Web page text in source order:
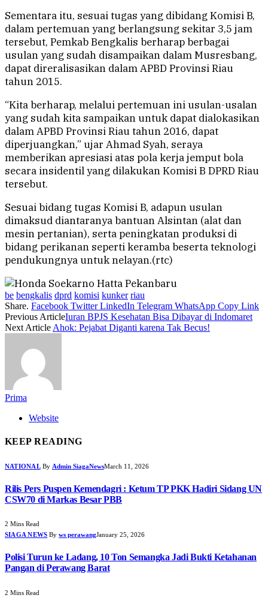
Sementara itu, sesuai tugas yang dibidang Komisi B,
dalam pertemuan yang berlangsung sekitar 3,5 jam
tersebut, Pemkab Bengkalis berharap berbagai
usulan yang sudah disampaikan dalam Musresbang,
dapat direralisasikan dalam APBD Provinsi Riau
tahun 2015.
“Kita berharap, melalui pertemuan ini usulan-usalan
yang sudah kita sampaikan untuk dapat dialokasikan
dalam APBD Provinsi Riau tahun 2016, dapat
diperjuangkan,” ujar Ahmad Syah, seraya
memberikan apresiasi atas pola kerja jemput bola
secara insidentil yang dilakukan Komisi B DPRD Riau
tersebut.
Sesuai bidang tugas Komisi B, adapun usulan
dimaksud diantaranya bantuan Alsintan (alat dan
mesin pertanian), serta peningkatan produksi di
bidang perikanan seperti keramba beserta teknologi
pendukungnya untuk nelayan.(rtc)
be bengkalis dprd komisi kunker riau
Share. Facebook Twitter LinkedIn Telegram WhatsApp Copy Link
Previous ArticleIuran BPJS Kesehatan Bisa Dibayar di Indomaret
Next Article Ahok: Pejabat Diganti karena Tak Becus!
Prima
Website
KEEP READING
NATIONAL By Admin SiagaNewsMarch 11, 2026
Rilis Pers Puspen Kemendagri : Ketum TP PKK Hadiri Sidang UN
CSW70 di Markas Besar PBB
2 Mins Read
SIAGA NEWS By ws perawangJanuary 25, 2026
Polisi Turun ke Ladang, 10 Ton Semangka Jadi Bukti Ketahanan
Pangan di Perawang Barat
2 Mins Read